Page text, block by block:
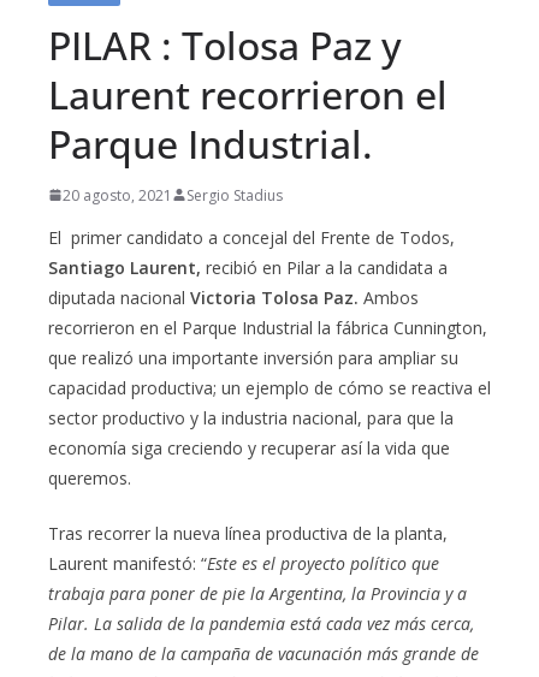
PILAR : Tolosa Paz y
Laurent recorrieron el
Parque Industrial.
20 agosto, 2021 Sergio Stadius
El primer candidato a concejal del Frente de Todos,
Santiago Laurent, recibió en Pilar a la candidata a
diputada nacional Victoria Tolosa Paz. Ambos
recorrieron en el Parque Industrial la fábrica Cunnington,
que realizó una importante inversión para ampliar su
capacidad productiva; un ejemplo de cómo se reactiva el
sector productivo y la industria nacional, para que la
economía siga creciendo y recuperar así la vida que
queremos.
Tras recorrer la nueva línea productiva de la planta,
Laurent manifestó: “Este es el proyecto político que
trabaja para poner de pie la Argentina, la Provincia y a
Pilar. La salida de la pandemia está cada vez más cerca,
de la mano de la campaña de vacunación más grande de